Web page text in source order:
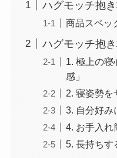
ハグモッチ抱
商品スペッ
ハグモッチ抱
1. 極上の寝
感」
2. 寝姿勢を
3. 自分好み
4. お手入れ
5. 長持ちす